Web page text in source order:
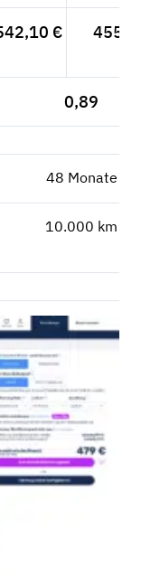
€ 455,55 €
0,89
48 Monate
10.000 km